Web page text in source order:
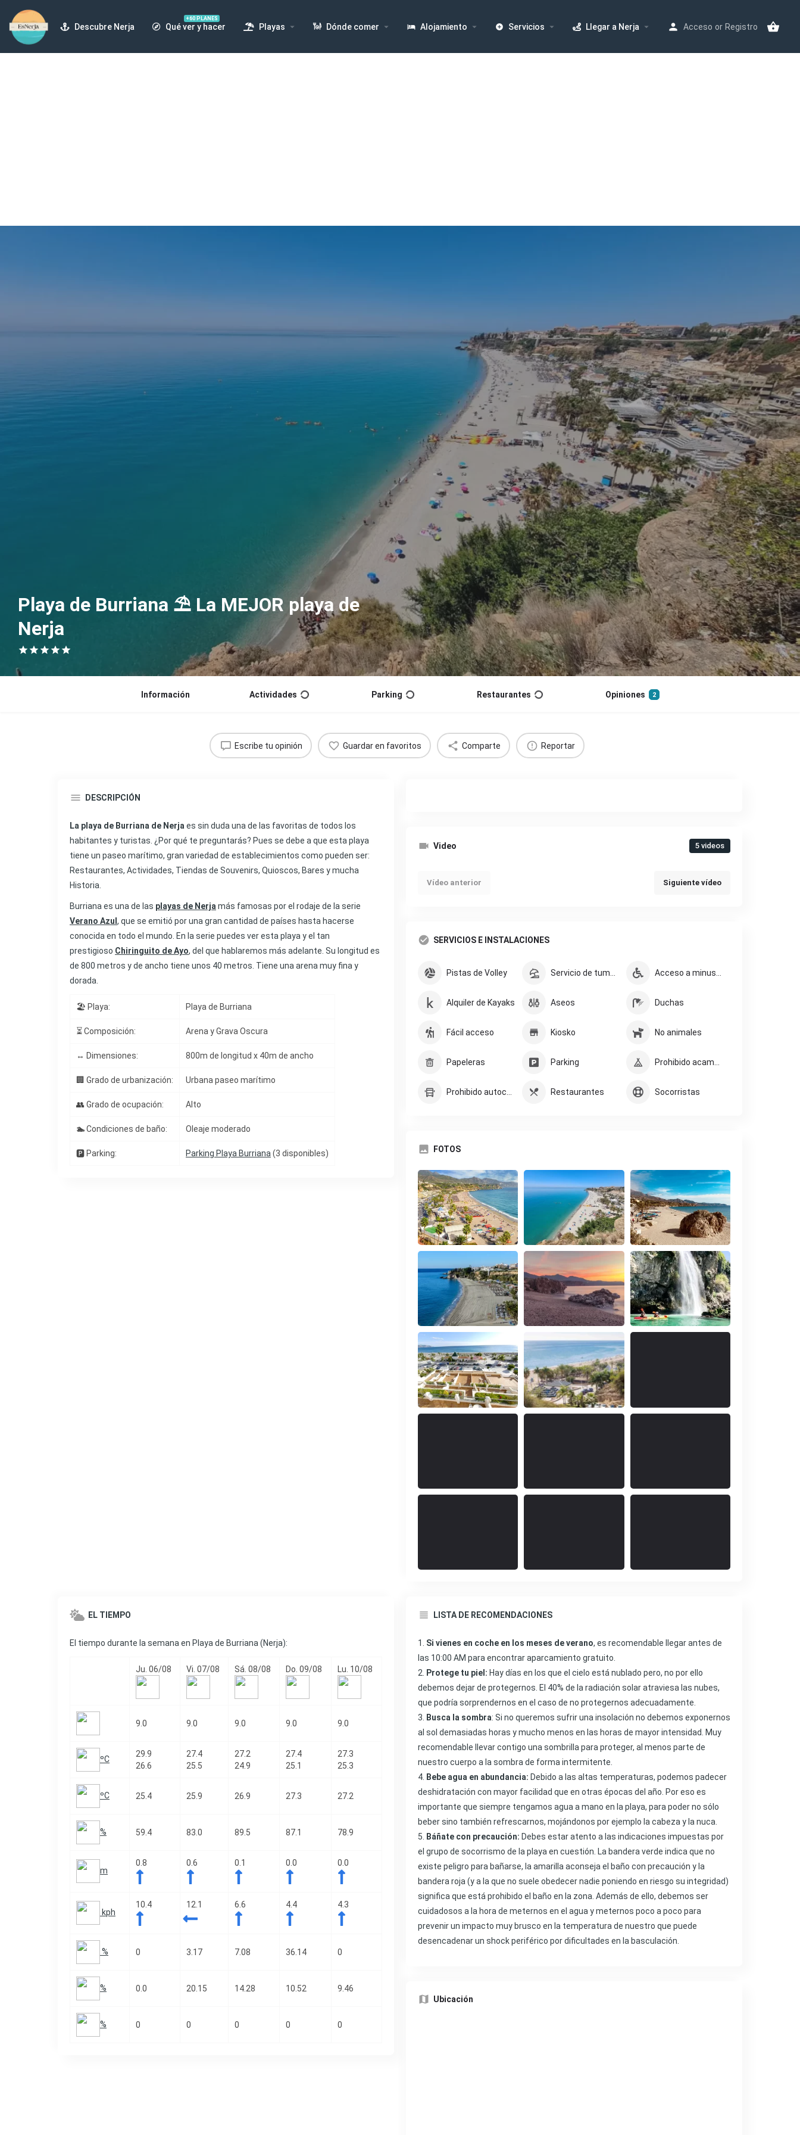
Descubre Nerja Qué ver y hacer Playas Dónde comer Alojamiento Servicios Llegar a Nerja Acceso or Registro
Playa de Burriana ⛱️ La MEJOR playa de
Nerja
Información Actividades Parking Restaurantes Opiniones 2
Escribe tu opinión Guardar en favoritos Comparte Reportar
DESCRIPCIÓN
La playa de Burriana de Nerja es sin duda una de las favoritas de todos los
habitantes y turistas. ¿Por qué te preguntarás? Pues se debe a que esta playa
tiene un paseo marítimo, gran variedad de establecimientos como pueden ser:
Restaurantes, Actividades, Tiendas de Souvenirs, Quioscos, Bares y mucha
Historia.
Burriana es una de las playas de Nerja más famosas por el rodaje de la serie
Verano Azul , que se emitió por una gran cantidad de países hasta hacerse
conocida en todo el mundo. En la serie puedes ver esta playa y el tan
prestigioso Chiringuito de Ayo, del que hablaremos más adelante. Su longitud es
de 800 metros y de ancho tiene unos 40 metros. Tiene una arena muy fina y
dorada.
🏖️ Playa: Playa de Burriana
⏳ Composición: Arena y Grava Oscura
↔️ Dimensiones: 800m de longitud x 40m de ancho
🏢 Grado de urbanización: Urbana paseo marítimo
👥 Grado de ocupación: Alto
🏊Condiciones de baño: Oleaje moderado
🅿️ Parking: Parking Playa Burriana (3 disponibles)
Video 5 videos
Vídeo anterior Siguiente vídeo
SERVICIOS E INSTALACIONES
Pistas de Volley
Alquiler de Kayaks Aseos Duchas
Fácil acceso Kiosko No animales
Papeleras Parking
Restaurantes Socorristas
FOTOS
EL TIEMPO
El tiempo durante la semana en Playa de Burriana (Nerja):
Ju. 06/08 Vi. 07/08 Sá. 08/08 Do. 09/08 Lu. 10/08
9.0 9.0 9.0 9.0 9.0
ºC
29.9
26.6
27.4
25.5
27.2
24.9
27.4
25.1
27.3
25.3
ºC 25.4 25.9 26.9 27.3 27.2
% 59.4 83.0 89.5 87.1 78.9
m
0.8 0.6 0.1 0.0 0.0
kph
10.4 12.1 6.6 4.4 4.3
% 0 3.17 7.08 36.14 0
% 0.0 20.15 14.28 10.52 9.46
% 0 0 0 0 0
LISTA DE RECOMENDACIONES
Si vienes en coche en los meses de verano, es recomendable llegar antes de
las 10:00 AM para encontrar aparcamiento gratuito.
Protege tu piel: Hay días en los que el cielo está nublado pero, no por ello
debemos dejar de protegernos. El 40% de la radiación solar atraviesa las nubes,
que podría sorprendernos en el caso de no protegernos adecuadamente.
Busca la sombra: Si no queremos sufrir una insolación no debemos exponernos
al sol demasiadas horas y mucho menos en las horas de mayor intensidad. Muy
recomendable llevar contigo una sombrilla para proteger, al menos parte de
nuestro cuerpo a la sombra de forma intermitente.
Bebe agua en abundancia: Debido a las altas temperaturas, podemos padecer
deshidratación con mayor facilidad que en otras épocas del año. Por eso es
importante que siempre tengamos agua a mano en la playa, para poder no sólo
beber sino también refrescarnos, mojándonos por ejemplo la cabeza y la nuca.
Báñate con precaución: Debes estar atento a las indicaciones impuestas por
el grupo de socorrismo de la playa en cuestión. La bandera verde indica que no
existe peligro para bañarse, la amarilla aconseja el baño con precaución y la
bandera roja (y a la que no suele obedecer nadie poniendo en riesgo su integridad)
significa que está prohibido el baño en la zona. Además de ello, debemos ser
cuidadosos a la hora de meternos en el agua y meternos poco a poco para
prevenir un impacto muy brusco en la temperatura de nuestro que puede
desencadenar un shock periférico por dificultades en la basculación.
Ubicación